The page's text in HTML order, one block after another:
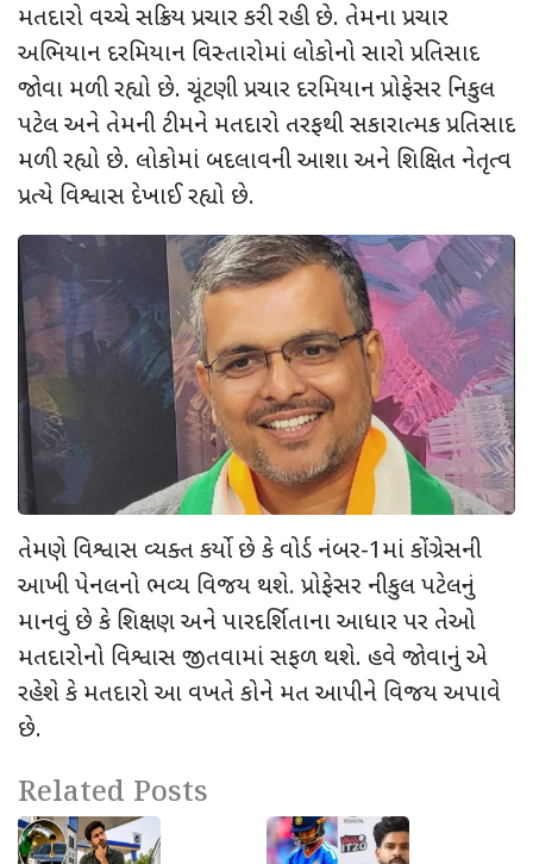
મતદારો વચ્ચે સક્રિય પ્રચાર કરી રહી છે. તેમના પ્રચાર
અભિયાન દરમિયાન વિસ્તારોમાં લોકોનો સારો પ્રતિસાદ
જોવા મળી રહ્યો છે. ચૂંટણી પ્રચાર દરમિયાન પ્રોફેસર નિકુલ
પટેલ અને તેમની ટીમને મતદારો તરફથી સકારાત્મક પ્રતિસાદ
મળી રહ્યો છે. લોકોમાં બદલાવની આશા અને શિક્ષિત નેતૃત્વ
પ્રત્યે વિશ્વાસ દેખાઈ રહ્યો છે.
તેમણે વિશ્વાસ વ્યક્ત કર્યો છે કે વોર્ડ નંબર-1માં કોંગ્રેસની
આખી પેનલનો ભવ્ય વિજય થશે. પ્રોફેસર નીકુલ પટેલનું
માનવું છે કે શિક્ષણ અને પારદર્શિતાના આધાર પર તેઓ
મતદારોનો વિશ્વાસ જીતવામાં સફળ થશે. હવે જોવાનું એ
રહેશે કે મતદારો આ વખતે કોને મત આપીને વિજય અપાવે
છે.
Related Posts